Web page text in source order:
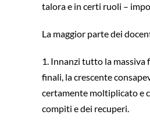
talora e in certi ruoli –
La maggior parte dei
1. Innanzi tutto la massiva
finali, la crescente
certamente moltiplicato e
compiti e dei recuperi.